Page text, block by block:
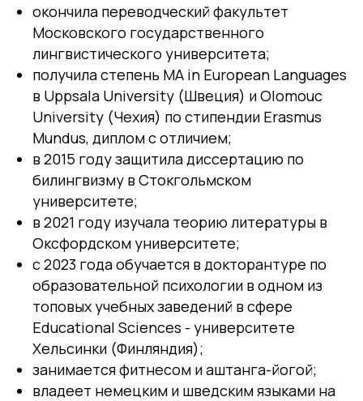
окончила переводческий факультет
Московского государственного
лингвистического университета;
получила степень MA in European Languages
в Uppsala University (Швеция) и Olomouc
University (Чехия) по стипендии Erasmus
Mundus, диплом с отличием;
в 2015 году защитила диссертацию по
билингвизму в Стокгольмском
университетe;
в 2021 году изучала теорию литературы в
Оксфордском университете;
с 2023 года обучается в докторантуре по
образовательной психологии в одном из
топовых учебных заведений в сфере
Educational Sciences - университете
Хельсинки (Финляндия);
занимается фитнесом и аштанга-йогой;
владеет немецким и шведским языками на